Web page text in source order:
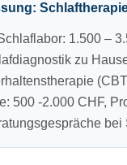
1.500 –
zu
500 -2.000 CHF,